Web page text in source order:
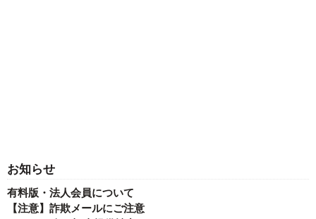
お知らせ
有料版・法人会員について
【注意】詐欺メールにご注意